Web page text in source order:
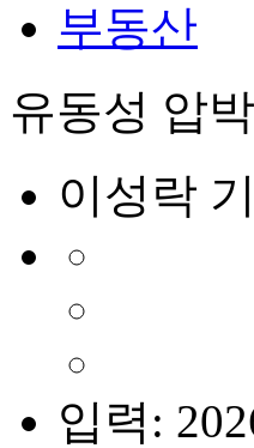
부동산
유동성 압
이성락
입력: